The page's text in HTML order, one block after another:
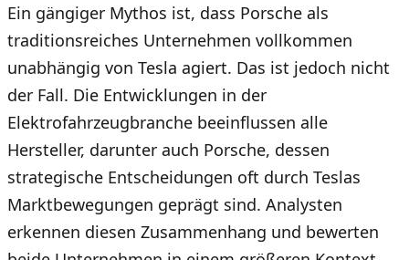
Ein gängiger Mythos ist, dass Porsche als
traditionsreiches Unternehmen vollkommen
unabhängig von Tesla agiert. Das ist jedoch nicht
der Fall. Die Entwicklungen in der
Elektrofahrzeugbranche beeinflussen alle
Hersteller, darunter auch Porsche, dessen
strategische Entscheidungen oft durch Teslas
Marktbewegungen geprägt sind. Analysten
erkennen diesen Zusammenhang und bewerten